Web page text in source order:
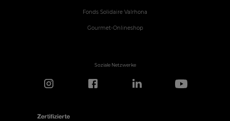
Fonds Solidaire Valrhona
Gourmet-Onlineshop
Soziale Netzwerke